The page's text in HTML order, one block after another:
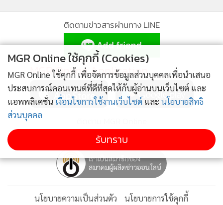
ติดตามข่าวสารผ่านทาง LINE
MGR Online Application
นโยบายความเป็นส่วนตัว นโยบายการใช้คุกกี้
MGR Online ใช้คุกกี้ (Cookies)
MGR Online ใช้คุกกี้ เพื่อจัดการข้อมูลส่วนบุคคลเพื่อนำเสนอ
ประสบการณ์คอนเทนต์ที่ดีที่สุดให้กับผู้อ่านบนเว็บไซต์ และ
แอพพลิเคชั่น เงื่อนไขการใช้งานเว็บไซต์ และ นโยบายสิทธิ
ส่วนบุคคล
รับทราบ